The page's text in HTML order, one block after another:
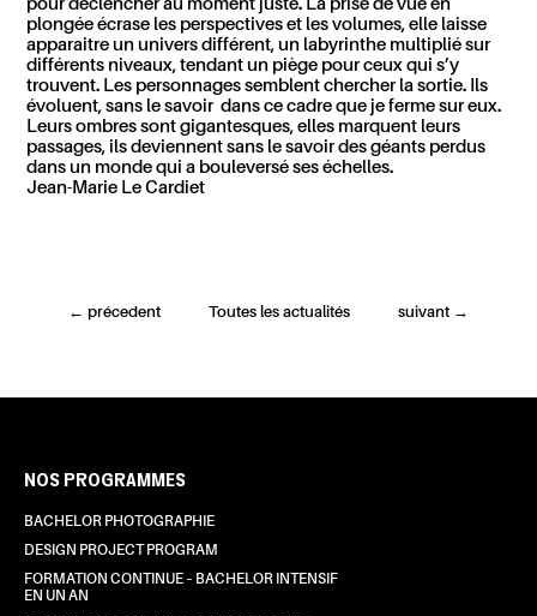
pour déclencher au moment juste. La prise de vue en
plongée écrase les perspectives et les volumes, elle laisse
apparaitre un univers différent, un labyrinthe multiplié sur
différents niveaux, tendant un piège pour ceux qui s’y
trouvent. Les personnages semblent chercher la sortie. Ils
évoluent, sans le savoir dans ce cadre que je ferme sur eux.
Leurs ombres sont gigantesques, elles marquent leurs
passages, ils deviennent sans le savoir des géants perdus
dans un monde qui a bouleversé ses échelles.
Jean-Marie Le Cardiet
← précedent Toutes les actualités suivant →
NOS PROGRAMMES
BACHELOR PHOTOGRAPHIE
DESIGN PROJECT PROGRAM
FORMATION CONTINUE – BACHELOR INTENSIF
EN UN AN